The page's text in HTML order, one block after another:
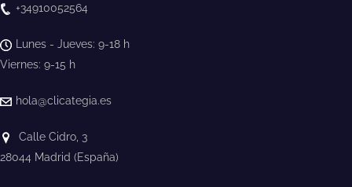
+34910052564
Lunes - Jueves: 9-18 h
Viernes: 9-15 h
hola@clicategia.es
Calle Cidro, 3
28044 Madrid (España)